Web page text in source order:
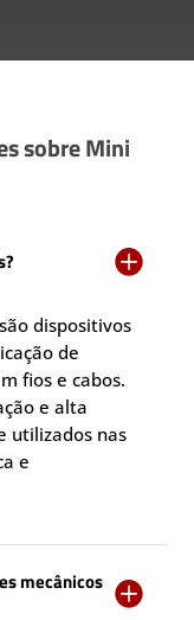
sobre Mini

são dispositivos
de
fios e cabos.
e alta
utilizados nas
e
mecânicos 